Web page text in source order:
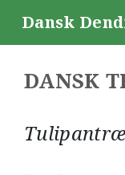
Dansk
DANSK